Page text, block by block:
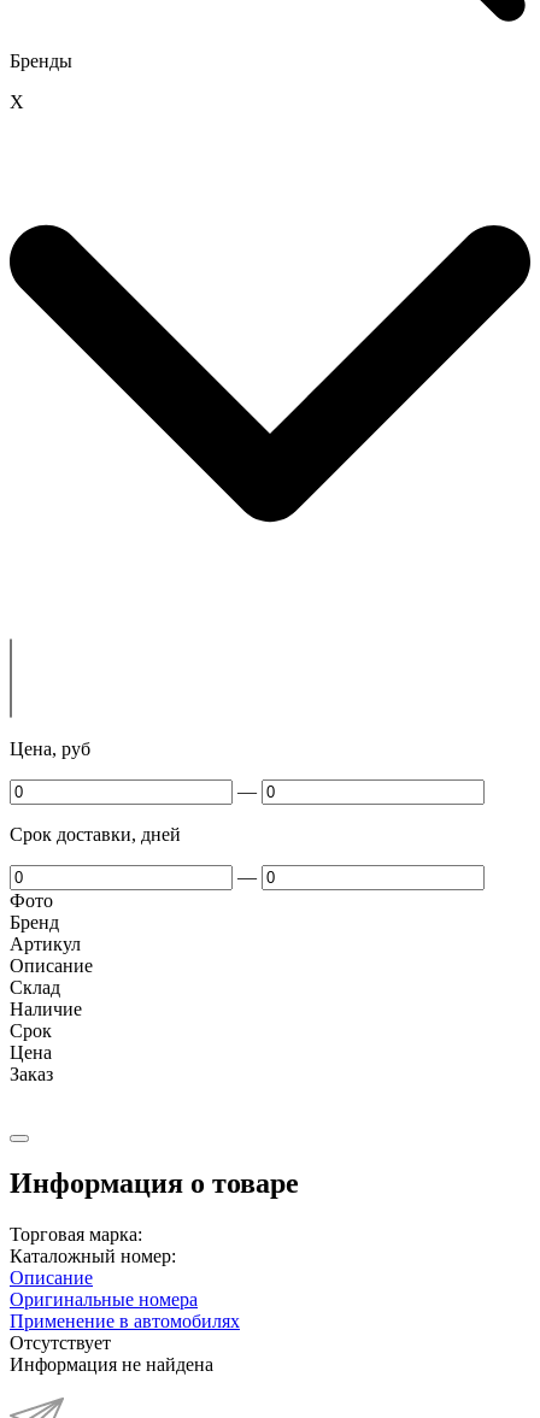
Бренды
X
Цена, руб
—
Срок доставки, дней
—
Фото
Бренд
Артикул
Описание
Cклад
Наличие
Срок
Цена
Заказ
Информация о товаре
Торговая марка:
Каталожный номер:
Описание
Оригинальные номера
Применение в автомобилях
Отсутствует
Информация не найдена